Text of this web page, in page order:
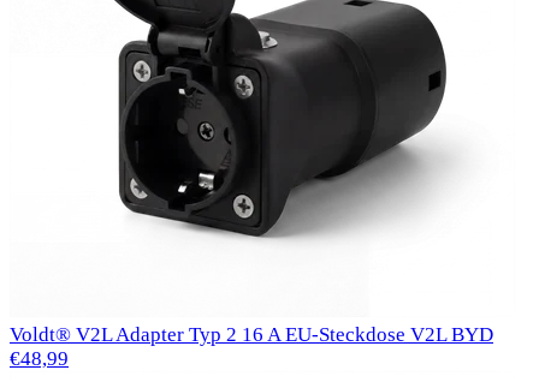
Voldt® V2L Adapter Typ 2 16 A EU-Steckdose V2L BYD
€48,99